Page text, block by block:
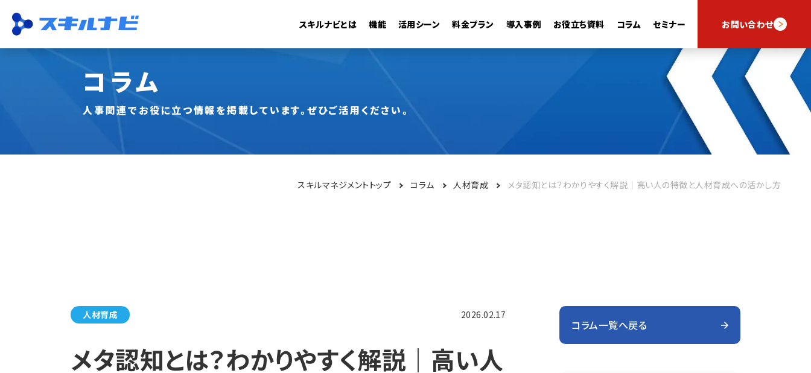
スキルナビとは 機能
機能一覧スキル管理
活用シーン
ISO運用収集・一元管理
料金プラン 導入事例 お役立ち資料 コラム セミナー お問い合わせ
コラム
人事関連でお役に立つ情報を掲載しています。ぜひご活用ください。
スキルマネジメントトップ コラム 人材育成 メタ認知とは？わかりやすく解説｜高い人の特徴と人材育成への活かし方
人材育成 2026.02.17
メタ認知とは？わかりやすく解説｜高い人
コラム一覧へ戻る